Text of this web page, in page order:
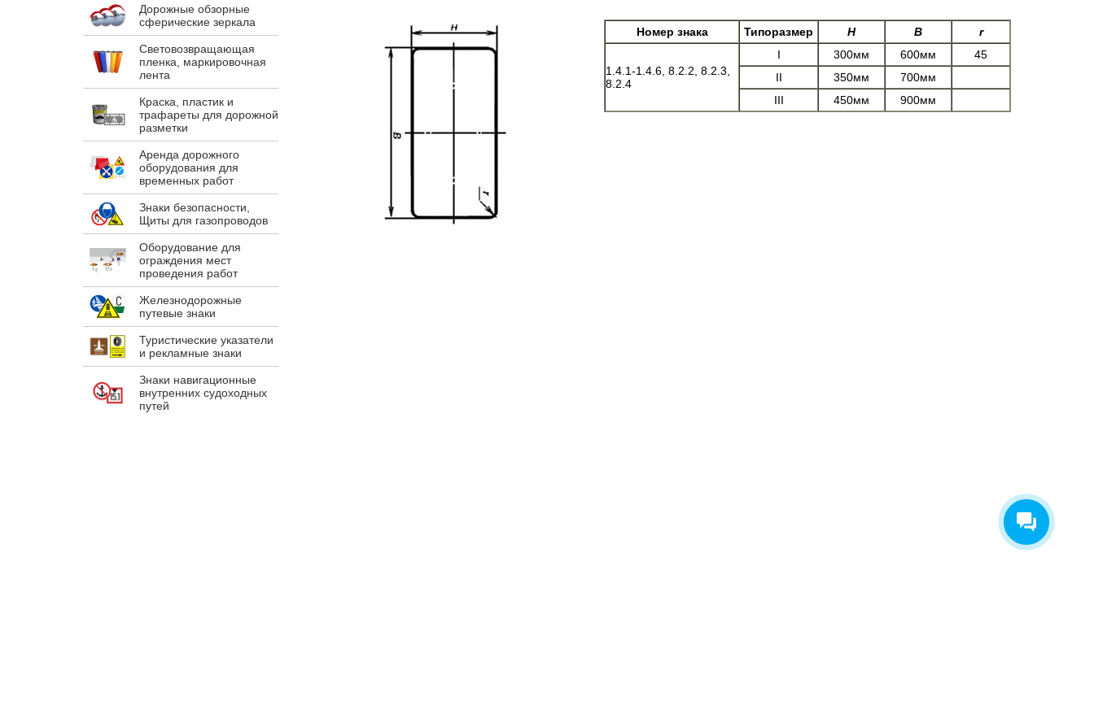
Номер знака Типоразмер Н В r
1.4.1-1.4.6, 8.2.2, 8.2.3,
8.2.4
I 300мм 600мм
45
II
350мм
700мм
III
450мм 900мм
Дорожные обзорные
сферические зеркала
Световозвращающая
пленка, маркировочная
лента
Краска, пластик и
трафареты для дорожной
разметки
Аренда дорожного
оборудования для
временных работ
Знаки безопасности,
Щиты для газопроводов
Оборудование для
ограждения мест
проведения работ
Железнодорожные
путевые знаки
Туристические указатели
и рекламные знаки
Знаки навигационные
внутренних судоходных
путей